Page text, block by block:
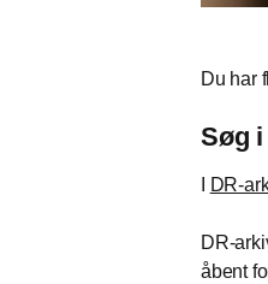
Du har
Søg
DR-
DR-
åbent